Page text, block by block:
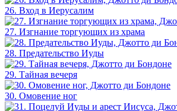
26. Вход в Иерусалим
27. Изгнание торгующих из храма
28. Предательство Иуды
29. Тайная вечеря
30. Омовение ног